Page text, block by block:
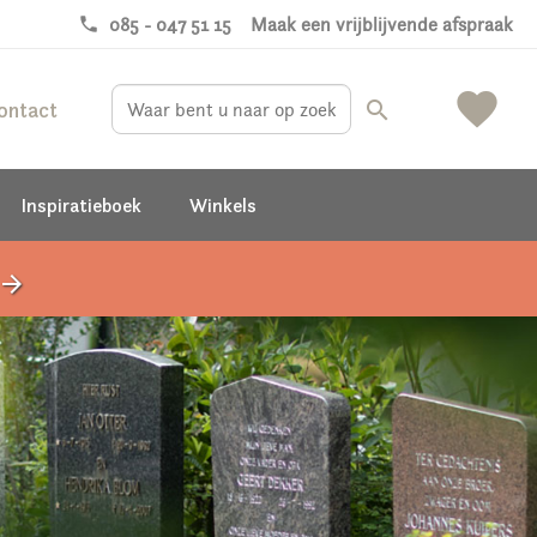
phone 085 - 047 51 15 Maak een vrijblijvende afspraak
favorite
search
Inspiratieboek Winkels
arrow_forward